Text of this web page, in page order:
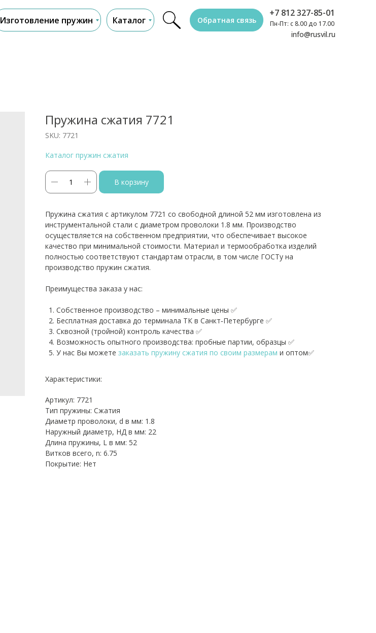
Изготовление пружин
+7 812 327-85-01
Пн-Пт: с 8.00 до 17.00
info@rusvil.ru
Обратная связь
Каталог
Пружина сжатия 7721
SKU: 7721
Каталог пружин сжатия
В корзину
Пружина сжатия с артикулом 7721 со свободной длиной 52 мм изготовлена из
инструментальной стали с диаметром проволоки 1.8 мм. Производство
осуществляется на собственном предприятии, что обеспечивает высокое
качество при минимальной стоимости. Материал и термообработка изделий
полностью соответствуют стандартам отрасли, в том числе ГОСТу на
производство пружин сжатия.
Преимущества заказа у нас:
Собственное производство – минимальные цены ✅
Бесплатная доставка до терминала ТК в Санкт‑Петербурге ✅
Сквозной (тройной) контроль качества ✅
Возможность опытного производства: пробные партии, образцы ✅
У нас Вы можете заказать пружину сжатия по своим размерам и оптом✅
Характеристики:
Артикул: 7721
Тип пружины: Сжатия
Диаметр проволоки, d в мм: 1.8
Наружный диаметр, НД в мм: 22
Длина пружины, L в мм: 52
Витков всего, n: 6.75
Покрытие: Нет